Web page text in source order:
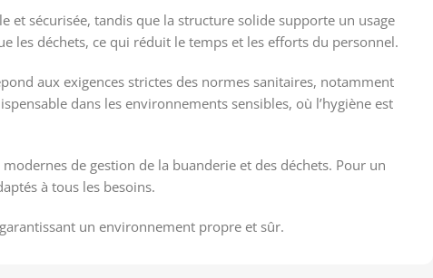
et sécurisée, tandis que la structure solide supporte un usage
les déchets, ce qui réduit le temps et les efforts du personnel.
aux exigences strictes des normes sanitaires, notamment
dans les environnements sensibles, où l’hygiène est
de gestion de la buanderie et des déchets. Pour un
à tous les besoins.
un environnement propre et sûr.